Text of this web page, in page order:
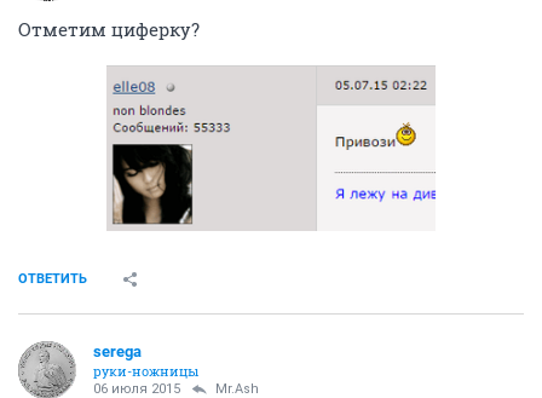
Отметим циферку?
ОТВЕТИТЬ
serega
руки-ножницы
06 июля 2015 Mr.Ash